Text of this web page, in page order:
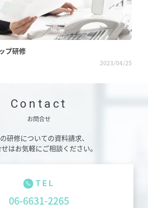
プ研修
2023/04/25
Contact
お問合せ
研修についての資料請求、
はお気軽にご相談ください。
TEL
06-6631-2265